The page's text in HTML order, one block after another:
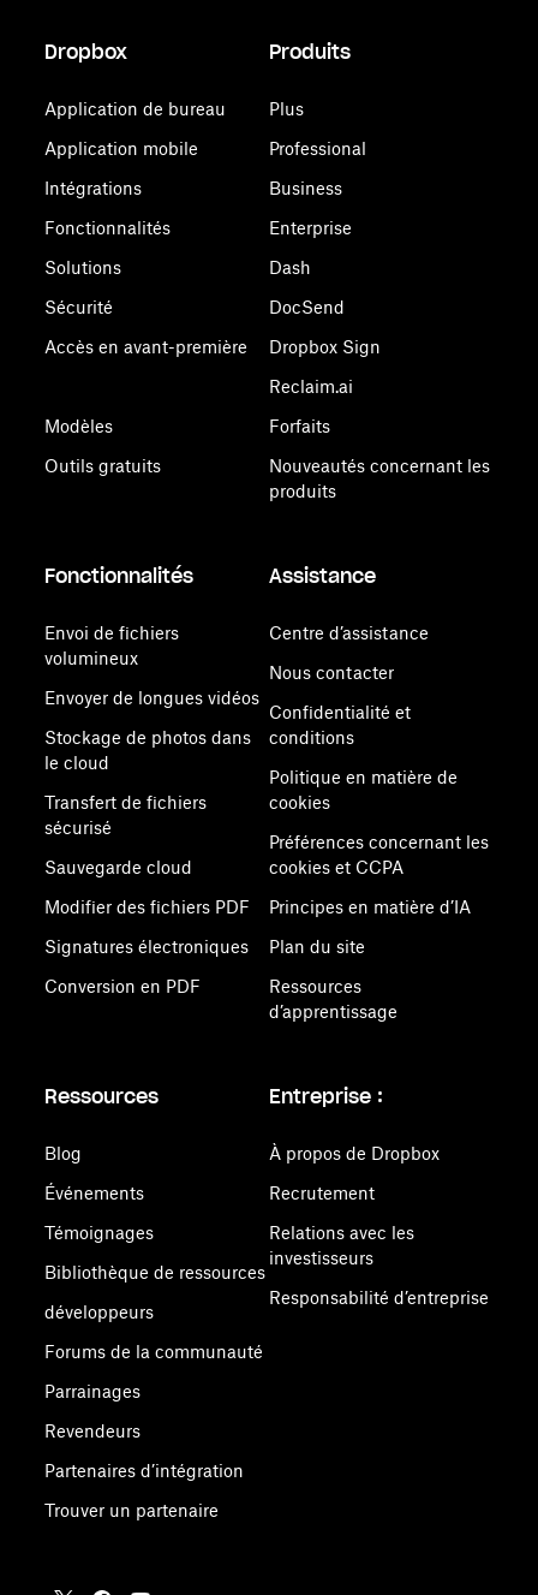
Dropbox
Application de bureau
Application mobile
Intégrations
Fonctionnalités
Solutions
Sécurité
Accès en avant-première
Modèles
Outils gratuits
Produits
Plus
Professional
Business
Enterprise
Dash
DocSend
Dropbox Sign
Reclaim.ai
Forfaits
Nouveautés concernant les
produits
Fonctionnalités
Envoi de fichiers
volumineux
Envoyer de longues vidéos
Stockage de photos dans
le cloud
Transfert de fichiers
sécurisé
Sauvegarde cloud
Modifier des fichiers PDF
Signatures électroniques
Conversion en PDF
Assistance
Centre d’assistance
Nous contacter
Confidentialité et
conditions
Politique en matière de
cookies
Préférences concernant les
cookies et CCPA
Principes en matière d’IA
Plan du site
Ressources
d’apprentissage
Ressources
Blog
Événements
Témoignages
Bibliothèque de ressources
développeurs
Forums de la communauté
Parrainages
Revendeurs
Partenaires d’intégration
Trouver un partenaire
Entreprise :
À propos de Dropbox
Recrutement
Relations avec les
investisseurs
Responsabilité d’entreprise